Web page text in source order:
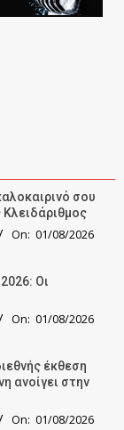
σου
On: 01/08/2026
Οι
On: 01/08/2026
έκθεση
ανοίγει στην
On: 01/08/2026